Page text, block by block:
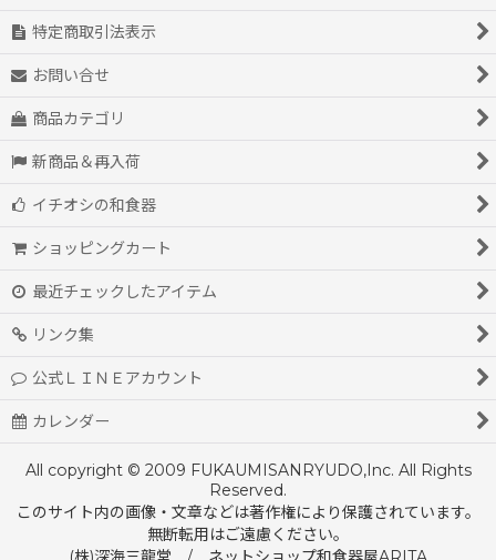
特定商取引法表示
お問い合せ
商品カテゴリ
新商品＆再入荷
イチオシの和食器
ショッピングカート
最近チェックしたアイテム
リンク集
公式ＬＩＮＥアカウント
カレンダー
All copyright © 2009 FUKAUMISANRYUDO,Inc. All Rights
Reserved.
このサイト内の画像・文章などは著作権により保護されています。
無断転用はご遠慮ください。